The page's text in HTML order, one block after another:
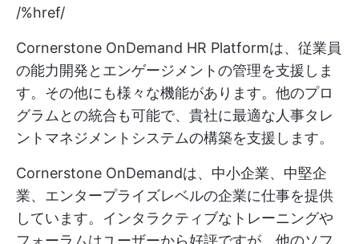
/%href/
Cornerstone OnDemand HR Platformは、従業員
の能力開発とエンゲージメントの管理を支援しま
す。その他にも様々な機能があります。他のプロ
グラムとの統合も可能で、貴社に最適な人事タレ
ントマネジメントシステムの構築を支援します。
Cornerstone OnDemandは、中小企業、中堅企
業、エンタープライズレベルの企業に仕事を提供
しています。インタラクティブなトレーニングや
フォーラムはユーザーから好評ですが、他のソフ